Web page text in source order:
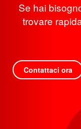
Se hai
trovare
Contattaci ora